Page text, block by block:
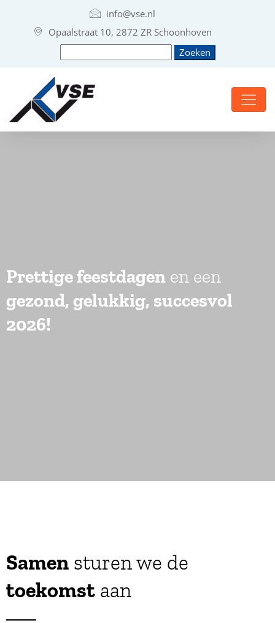
info@vse.nl
Opaalstraat 10, 2872 ZR Schoonhoven
Prettige feestdagen en een
gezond, gelukkig, succesvol
2026!
Samen sturen we de
toekomst aan